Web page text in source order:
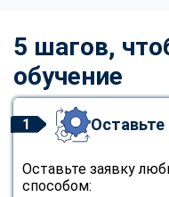
5 шагов,
обучение
1 Оставьте
Оставьте заявку
способом: